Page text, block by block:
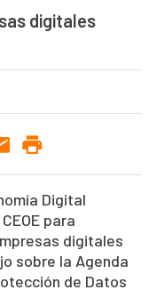
digitales
Digital
para
digitales
sobre la Agenda
de Datos